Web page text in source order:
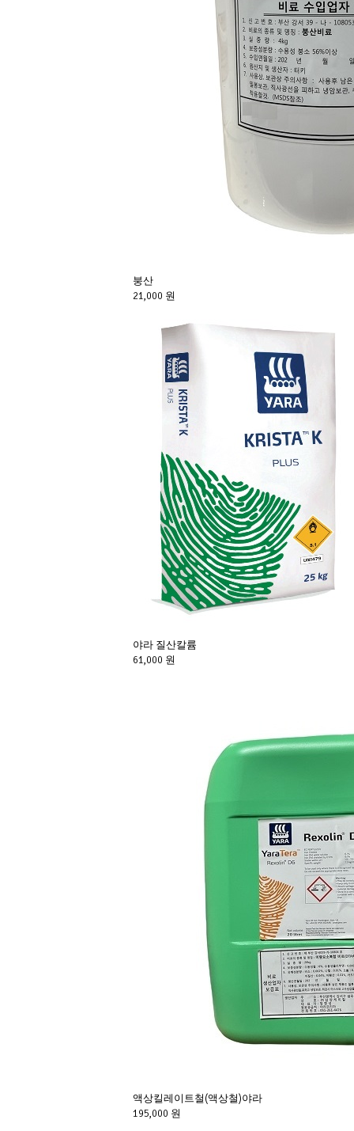
붕산
21,000 원
야라 질산칼륨
61,000 원
액상킬레이트철(액상철)야라
195,000 원